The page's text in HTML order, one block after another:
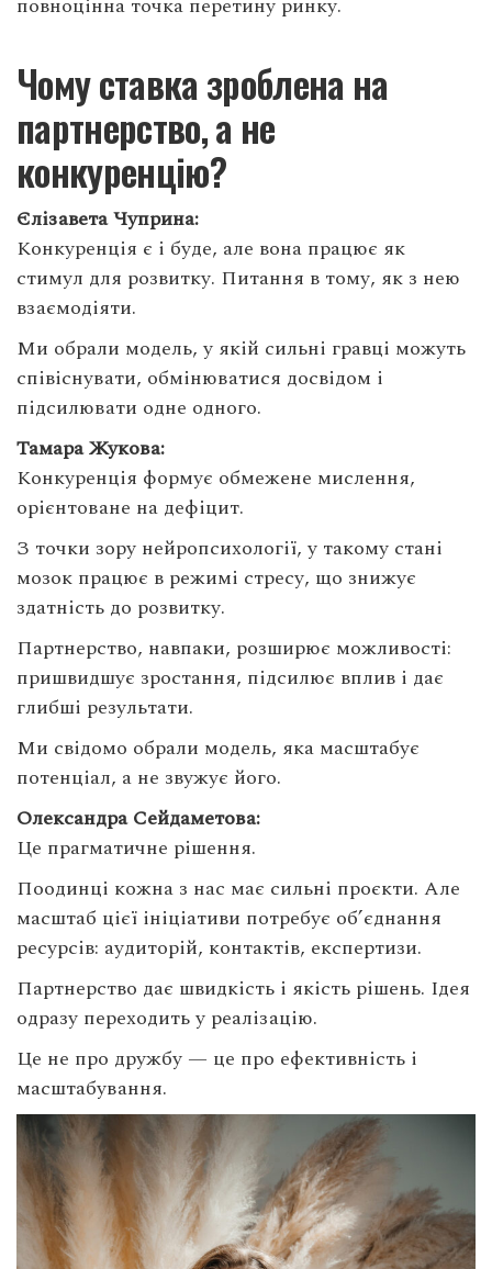
Чому ставка зроблена на
партнерство, а не
конкуренцію?
Єлізавета Чуприна:
Конкуренція є і буде, але вона працює як
стимул для розвитку. Питання в тому, як з нею
взаємодіяти.
Ми обрали модель, у якій сильні гравці можуть
співіснувати, обмінюватися досвідом і
підсилювати одне одного.
Тамара Жукова:
Конкуренція формує обмежене мислення,
орієнтоване на дефіцит.
З точки зору нейропсихології, у такому стані
мозок працює в режимі стресу, що знижує
здатність до розвитку.
Партнерство, навпаки, розширює можливості:
пришвидшує зростання, підсилює вплив і дає
глибші результати.
Ми свідомо обрали модель, яка масштабує
потенціал, а не звужує його.
Олександра Сейдаметова:
Це прагматичне рішення.
Поодинці кожна з нас має сильні проєкти. Але
масштаб цієї ініціативи потребує об’єднання
ресурсів: аудиторій, контактів, експертизи.
Партнерство дає швидкість і якість рішень. Ідея
одразу переходить у реалізацію.
Це не про дружбу — це про ефективність і
масштабування.